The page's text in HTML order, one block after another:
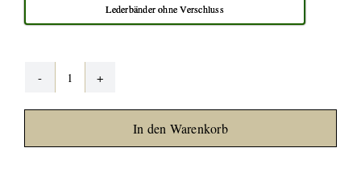
Lederbänder ohne Verschluss
Sonnenstein
gebohrt
In den Warenkorb